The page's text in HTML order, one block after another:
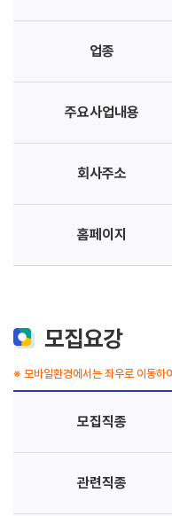
업종
주요사업내용
회사주소
홈페이지
모집요강
※ 모바일환경에서는 좌우로 이동하
모집직종
관련직종